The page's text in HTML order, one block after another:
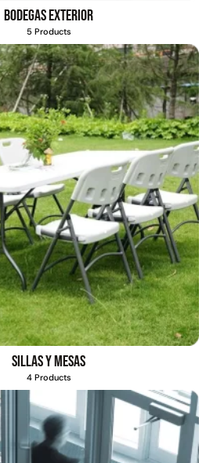
Bodegas exterior
5 Products
Sillas y mesas
4 Products